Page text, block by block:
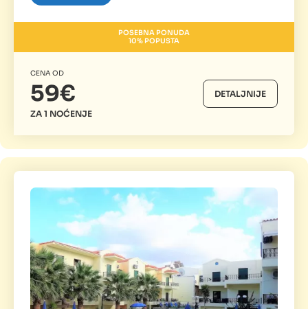
POSEBNA PONUDA
10% POPUSTA
CENA OD
59€
ZA 1 NOĆENJE
DETALJNIJE